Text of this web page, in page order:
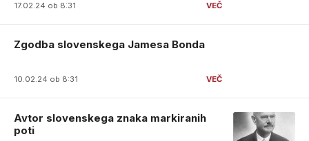
17.02.24 ob 8:31
Zgodba slovenskega Jamesa Bonda
10.02.24 ob 8:31
Avtor slovenskega znaka markiranih
poti